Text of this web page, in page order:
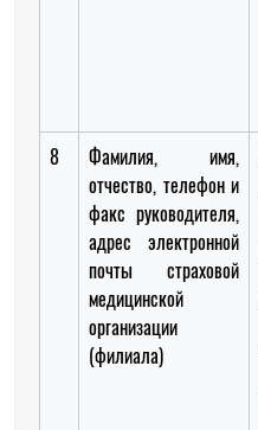
8
Фамилия, имя,
отчество, телефон и
факс руководителя,
адрес электронной
почты страховой
медицинской
организации
(филиала)